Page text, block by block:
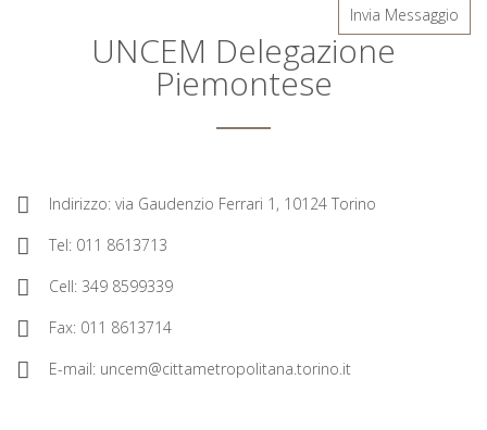
Invia Messaggio
UNCEM Delegazione
Piemontese
Indirizzo: via Gaudenzio Ferrari 1, 10124 Torino
Tel: 011 8613713
Cell: 349 8599339
Fax: 011 8613714
E-mail: uncem@cittametropolitana.torino.it